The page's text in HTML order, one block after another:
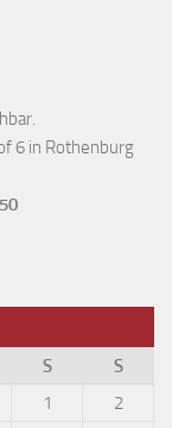
6 in Rothenburg
S
S
1
2